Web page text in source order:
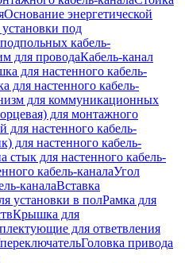
Основание энергетической
под
кабель-
для проводаКабель-канал
для настенного кабель-
для настенного кабель-
для коммуникационных
для монтажного
для настенного кабель-
для настенного кабель-
стык для настенного кабель-
кабель-каналаУгол
каналаВставка
установки в полРамка для
Крышка для
для ответвления
Головка привода